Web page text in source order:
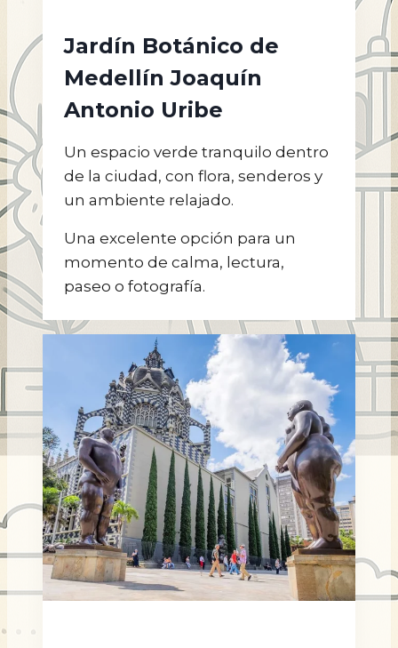
Jardín Botánico de
Medellín Joaquín
Antonio Uribe
Un espacio verde tranquilo dentro
de la ciudad, con flora, senderos y
un ambiente relajado.
Una excelente opción para un
momento de calma, lectura,
paseo o fotografía.